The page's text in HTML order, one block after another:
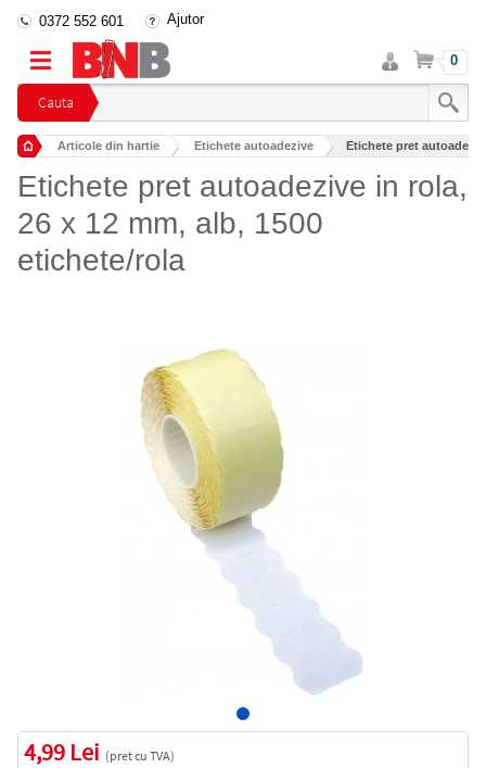
Cauta
0372 552 601 Ajutor
Intra
in
cont
Cos 0
Articole din hartie Etichete autoadezive Etichete pret
Etichete pret autoadezive in rola,
26 x 12 mm, alb, 1500
etichete/rola
4,99 Lei (pret cu TVA)